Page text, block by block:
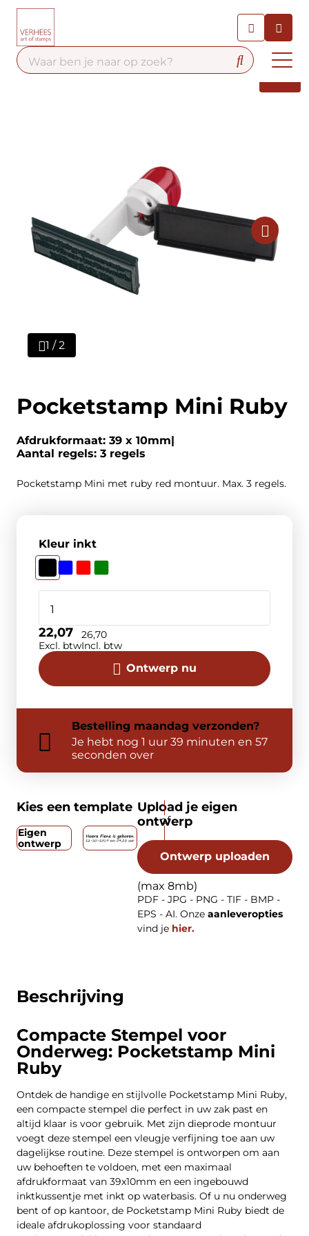
Contact
Beschrijving
Compacte Stempel voor
Onderweg: Pocketstamp Mini
Ruby
Ontdek de handige en stijlvolle Pocketstamp Mini Ruby,
een compacte stempel die perfect in uw zak past en
altijd klaar is voor gebruik. Met zijn dieprode montuur
voegt deze stempel een vleugje verfijning toe aan uw
dagelijkse routine. Deze stempel is ontworpen om aan
uw behoeften te voldoen, met een maximaal
afdrukformaat van 39x10mm en een ingebouwd
inktkussentje met inkt op waterbasis. Of u nu onderweg
bent of op kantoor, de Pocketstamp Mini Ruby biedt de
ideale afdrukoplossing voor standaard
1 / 2
Pocketstamp Mini Ruby
Afdrukformaat: 39 x 10mm
Aantal regels: 3 regels
Pocketstamp Mini met ruby red montuur. Max. 3 regels.
Kleur inkt
Ontwerp nu
22,07
Excl. btw
26,70
Incl. btw
Bestelling maandag verzonden?
Je hebt nog 1 uur 39 minuten en 57
seconden over
Kies een template
Eigen
ontwerp
Upload je eigen
ontwerp
Ontwerp uploaden
(max 8mb)
PDF - JPG - PNG - TIF - BMP -
EPS - AI. Onze aanleveropties
vind je hier.